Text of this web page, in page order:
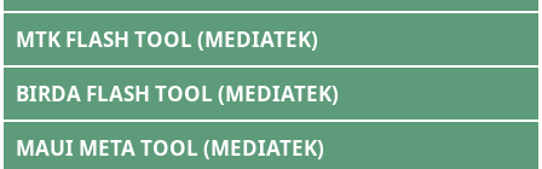
MTK FLASH TOOL (MEDIATEK)
BIRDA FLASH TOOL (MEDIATEK)
MAUI META TOOL (MEDIATEK)